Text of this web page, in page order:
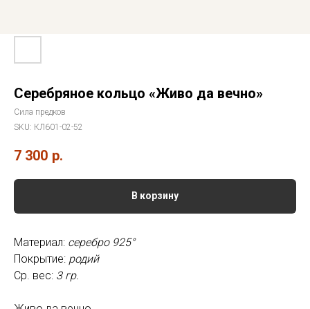
Серебряное кольцо «Живо да вечно»
Сила предков
SKU: КЛ601-02-52
7 300 р.
В корзину
Материал: серебро 925°
Покрытие: родий
Ср. вес: 3 гр.